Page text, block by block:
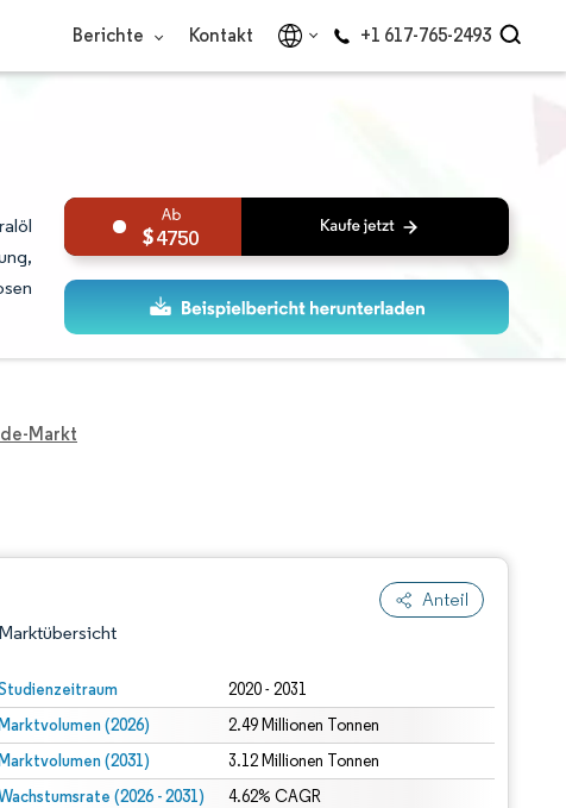
Berichte Kontakt +1 617-765-2493
4750
Markt
Anteil
Marktübersicht
2020 - 2031
(2026) 2.49 Millionen Tonnen
(2031) 3.12 Millionen Tonnen
(2026 - 2031) 4.62% CAGR